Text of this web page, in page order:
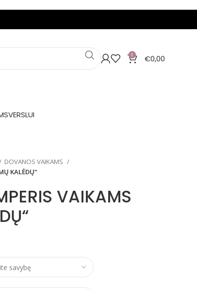
0 €0,00
VERSLUI
DOVANOS VAIKAMS
KALĖDŲ“
VAIKAMS